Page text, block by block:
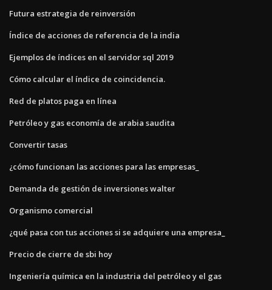
Futura estrategia de reinversión
Índice de acciones de referencia de la india
Ejemplos de índices en el servidor sql 2019
Cómo calcular el índice de coincidencia.
Red de platos paga en línea
Petróleo y gas economía de arabia saudita
Convertir tasas
¿cómo funcionan las acciones para las empresas_
Demanda de gestión de inversiones walter
Organismo comercial
¿qué pasa con tus acciones si se adquiere una empresa_
Precio de cierre de sbi hoy
Ingeniería química en la industria del petróleo y el gas